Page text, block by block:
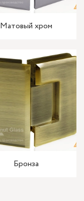
Матовый хром
Бронза